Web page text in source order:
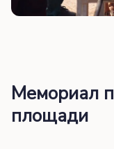
Мемориал
площади